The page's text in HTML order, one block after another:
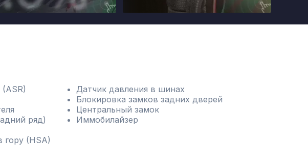
ряд)
(HSA)
Датчик давления в шинах
Блокировка замков задних дверей
Центральный замок
Иммобилайзер